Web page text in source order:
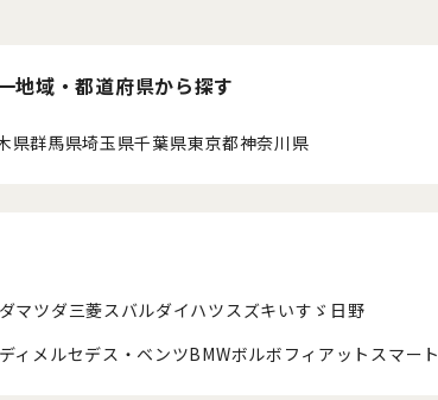
地域・都道府県から探す
県群馬県埼玉県千葉県東京都神奈川県
マツダ三菱スバルダイハツスズキいすゞ 日野
ィ メルセデス・ベンツBMWボルボ フィアット スマート